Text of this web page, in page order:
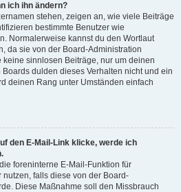
ich ihn ändern?
stehen, zeigen an, wie viele Beiträge
bestimmte Benutzer wie
Normalerweise kannst du den Wortlaut
da sie von der Board-Administration
sinnlosen Beiträge, nur um deinen
dulden dieses Verhalten nicht und ein
deinen Rang unter Umständen einfach
den E-Mail-Link klicke, werde ich
foreninterne E-Mail-Funktion für
falls diese von der Board-
Diese Maßnahme soll den Missbrauch